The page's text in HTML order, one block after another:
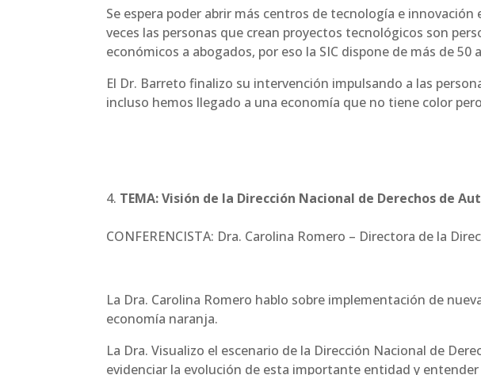
Se espera poder abrir más centros de tecnología e
veces las personas que crean proyectos tecnológicos son
económicos a abogados, por eso la SIC dispone de más de 50
El Dr. Barreto finalizo su intervención impulsando a las
incluso hemos llegado a una economía que no tiene color
TEMA: Visión de la Dirección Nacional de Derechos de
CONFERENCISTA: Dra. Carolina Romero – Directora de la
La Dra. Carolina Romero hablo sobre implementación de
economía naranja.
La Dra. Visualizo el escenario de la Dirección Nacional de
evidenciar la evolución de esta importante entidad y